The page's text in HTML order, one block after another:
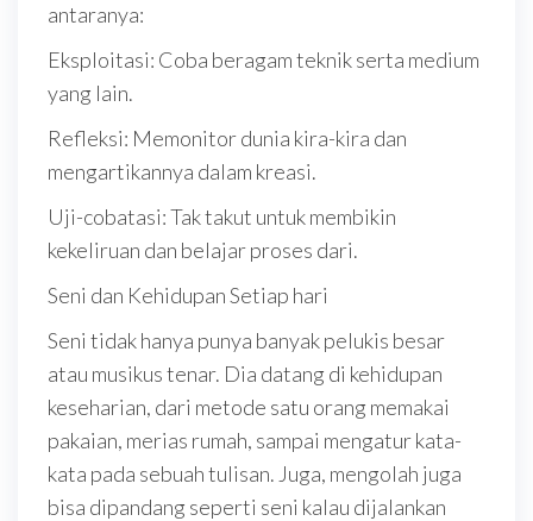
antaranya:
Eksploitasi: Coba beragam teknik serta medium
yang lain.
Refleksi: Memonitor dunia kira-kira dan
mengartikannya dalam kreasi.
Uji-cobatasi: Tak takut untuk membikin
kekeliruan dan belajar proses dari.
Seni dan Kehidupan Setiap hari
Seni tidak hanya punya banyak pelukis besar
atau musikus tenar. Dia datang di kehidupan
keseharian, dari metode satu orang memakai
pakaian, merias rumah, sampai mengatur kata-
kata pada sebuah tulisan. Juga, mengolah juga
bisa dipandang seperti seni kalau dijalankan